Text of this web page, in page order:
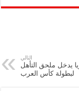
ai
ar
التالي
يدخل ملحق التأهل
لبطولة كأس العرب